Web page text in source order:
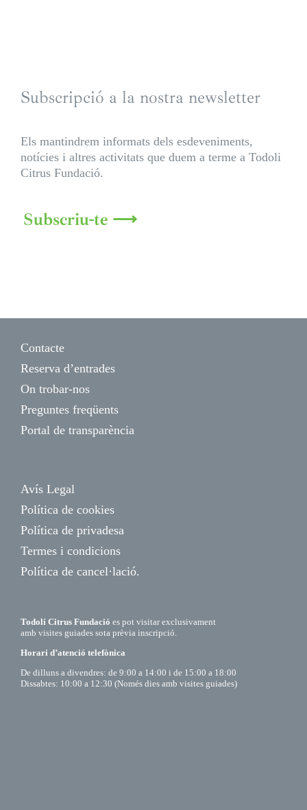
Subscripció a la nostra newsletter
Els mantindrem informats dels esdeveniments,
notícies i altres activitats que duem a terme a Todoli
Citrus Fundació.
Subscriu-te ⟶
Contacte
Reserva d’entrades
On trobar-nos
Preguntes freqüents
Portal de transparència
Avís Legal
Política de cookies
Política de privadesa
Termes i condicions
Política de cancel·lació.
Todolí Citrus Fundació es pot visitar exclusivament
amb visites guiades sota prèvia inscripció.
Horari d’atenció telefònica
De dilluns a divendres: de 9:00 a 14:00 i de 15:00 a 18:00
Dissabtes: 10:00 a 12:30 (Només dies amb visites guiades)